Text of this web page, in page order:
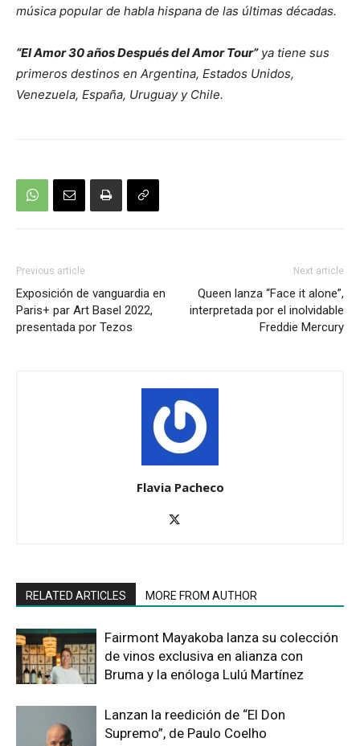
música popular de habla hispana de las últimas décadas.
“El Amor 30 años Después del Amor Tour”ya tiene sus
primeros destinos en Argentina, Estados Unidos,
Venezuela, España, Uruguay y Chile.
Previous article
Exposición de vanguardia en
Paris+ par Art Basel 2022,
presentada por Tezos
Next article
Queen lanza “Face it alone”,
interpretada por el inolvidable
Freddie Mercury
Flavia Pacheco
RELATED ARTICLES MORE FROM AUTHOR
Fairmont Mayakoba lanza su colección
de vinos exclusiva en alianza con
Bruma y la enóloga Lulú Martínez
Lanzan la reedición de “El Don
Supremo”, de Paulo Coelho